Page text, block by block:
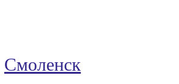
Смоленск